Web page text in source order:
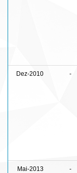
Dez-2010 -
Mai-2013 -